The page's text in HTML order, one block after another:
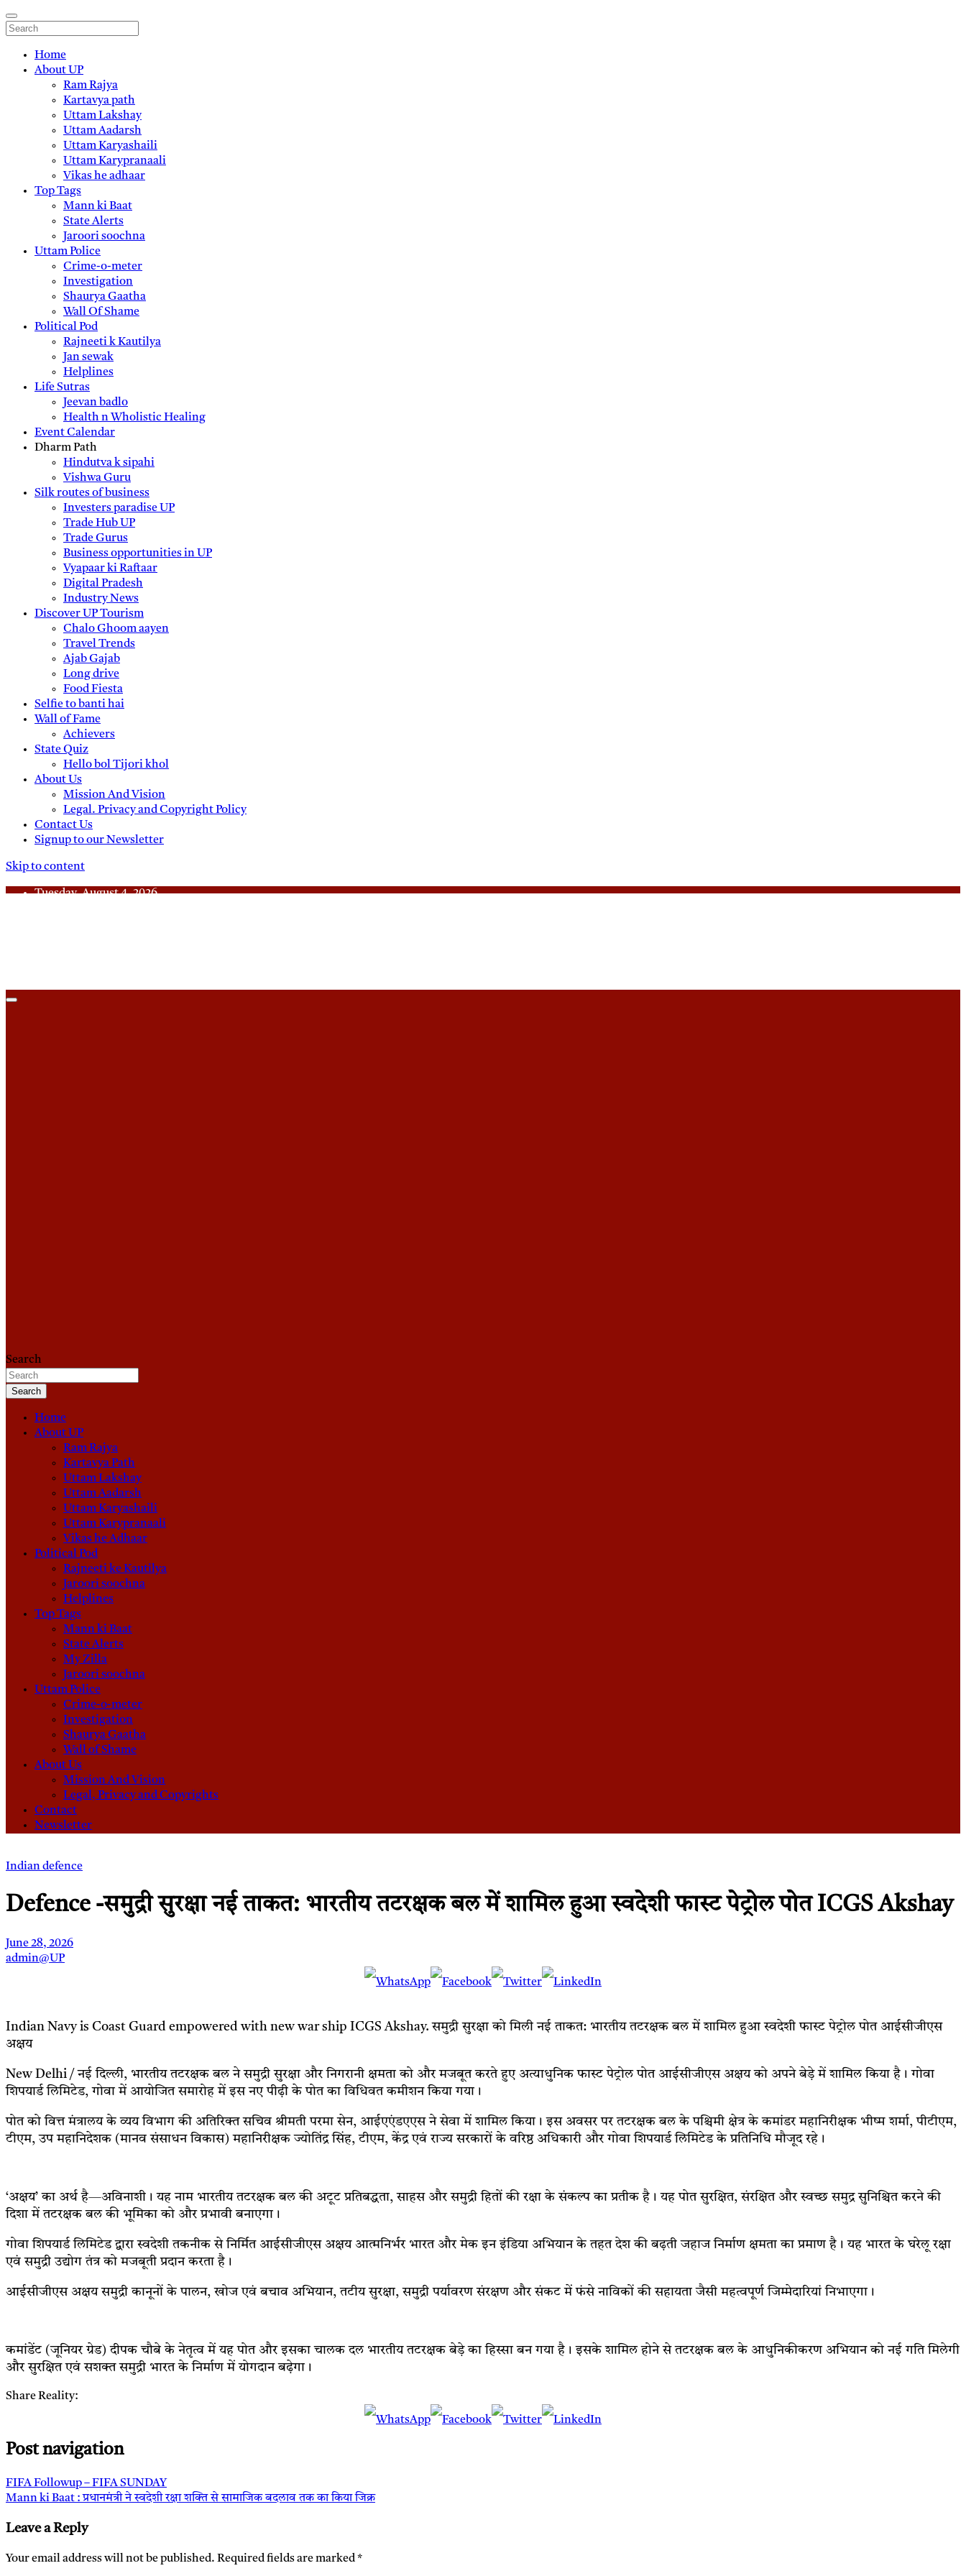
Home
About UP
Ram Rajya
Kartavya path
Uttam Lakshay
Uttam Aadarsh
Uttam Karyashaili
Uttam Karypranaali
Vikas he adhaar
Top Tags
Mann ki Baat
State Alerts
Jaroori soochna
Uttam Police
Crime-o-meter
Investigation
Shaurya Gaatha
Wall Of Shame
Political Pod
Rajneeti k Kautilya
Jan sewak
Helplines
Life Sutras
Jeevan badlo
Health n Wholistic Healing
Event Calendar
Dharm Path
Hindutva k sipahi
Vishwa Guru
Silk routes of business
Investers paradise UP
Trade Hub UP
Trade Gurus
Business opportunities in UP
Vyapaar ki Raftaar
Digital Pradesh
Industry News
Discover UP Tourism
Chalo Ghoom aayen
Travel Trends
Ajab Gajab
Long drive
Food Fiesta
Selfie to banti hai
Wall of Fame
Achievers
State Quiz
Hello bol Tijori khol
About Us
Mission And Vision
Legal. Privacy and Copyright Policy
Contact Us
Signup to our Newsletter
Skip to content
Tuesday, August 4, 2026
Search
Search
Home
About UP
Ram Rajya
Kartavya Path
Uttam Lakshay
Uttam Aadarsh
Uttam Karyashaili
Uttam Karypranaali
Vikas he Adhaar
Political Pod
Rajneeti ke Kautilya
Jaroori soochna
Helplines
Top Tags
Mann ki Baat
State Alerts
My Zilla
Jaroori soochna
Uttam Police
Crime-o-meter
Investigation
Shaurya Gaatha
Wall of Shame
About Us
Mission And Vision
Legal, Privacy and Copyrights
Contact
Newsletter
Indian defence
Defence -समुद्री सुरक्षा नई ताकत: भारतीय तटरक्षक बल में शामिल हुआ स्वदेशी फास्ट पेट्रोल पोत ICGS Akshay
June 28, 2026
admin@UP
Indian Navy is Coast Guard empowered with new war ship ICGS Akshay. समुद्री सुरक्षा को मिली नई ताकत: भारतीय तटरक्षक बल में शामिल हुआ स्वदेशी फास्ट पेट्रोल पोत आईसीजीएस
अक्षय
New Delhi / नई दिल्ली, भारतीय तटरक्षक बल ने समुद्री सुरक्षा और निगरानी क्षमता को और मजबूत करते हुए अत्याधुनिक फास्ट पेट्रोल पोत आईसीजीएस अक्षय को अपने बेड़े में शामिल किया है। गोवा
शिपयार्ड लिमिटेड, गोवा में आयोजित समारोह में इस नए पीढ़ी के पोत का विधिवत कमीशन किया गया।
पोत को वित्त मंत्रालय के व्यय विभाग की अतिरिक्त सचिव श्रीमती परमा सेन, आईएएंडएएस ने सेवा में शामिल किया। इस अवसर पर तटरक्षक बल के पश्चिमी क्षेत्र के कमांडर महानिरीक्षक भीष्म शर्मा, पीटीएम,
टीएम, उप महानिदेशक (मानव संसाधन विकास) महानिरीक्षक ज्योतिंद्र सिंह, टीएम, केंद्र एवं राज्य सरकारों के वरिष्ठ अधिकारी और गोवा शिपयार्ड लिमिटेड के प्रतिनिधि मौजूद रहे।
‘अक्षय’ का अर्थ है—अविनाशी। यह नाम भारतीय तटरक्षक बल की अटूट प्रतिबद्धता, साहस और समुद्री हितों की रक्षा के संकल्प का प्रतीक है। यह पोत सुरक्षित, संरक्षित और स्वच्छ समुद्र सुनिश्चित करने की
दिशा में तटरक्षक बल की भूमिका को और प्रभावी बनाएगा।
गोवा शिपयार्ड लिमिटेड द्वारा स्वदेशी तकनीक से निर्मित आईसीजीएस अक्षय आत्मनिर्भर भारत और मेक इन इंडिया अभियान के तहत देश की बढ़ती जहाज निर्माण क्षमता का प्रमाण है। यह भारत के घरेलू रक्षा
एवं समुद्री उद्योग तंत्र को मजबूती प्रदान करता है।
आईसीजीएस अक्षय समुद्री कानूनों के पालन, खोज एवं बचाव अभियान, तटीय सुरक्षा, समुद्री पर्यावरण संरक्षण और संकट में फंसे नाविकों की सहायता जैसी महत्वपूर्ण जिम्मेदारियां निभाएगा।
कमांडेंट (जूनियर ग्रेड) दीपक चौबे के नेतृत्व में यह पोत और इसका चालक दल भारतीय तटरक्षक बेड़े का हिस्सा बन गया है। इसके शामिल होने से तटरक्षक बल के आधुनिकीकरण अभियान को नई गति मिलेगी
और सुरक्षित एवं सशक्त समुद्री भारत के निर्माण में योगदान बढ़ेगा।
Share Reality:
Post navigation
FIFA Followup – FIFA SUNDAY
Mann ki Baat : प्रधानमंत्री ने स्वदेशी रक्षा शक्ति से सामाजिक बदलाव तक का किया जिक्र
Leave a Reply
Your email address will not be published. Required fields are marked*